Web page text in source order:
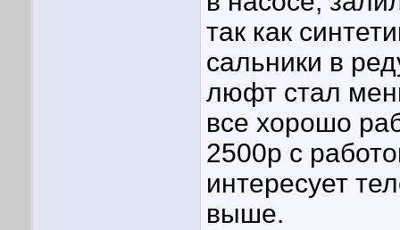
так как
сальники в
люфт стал
все хорошо
2500р с
интересует
выше.